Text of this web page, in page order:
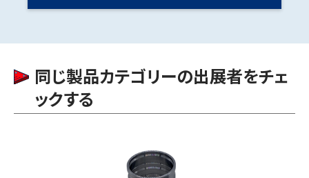
同じ製品カテゴリーの出展者をチェ
ックする